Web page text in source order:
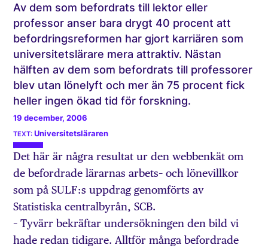
Av dem som befordrats till lektor eller
professor anser bara drygt 40 procent att
befordringsreformen har gjort karriären som
universitetslärare mera attraktiv. Nästan
hälften av dem som befordrats till professorer
blev utan lönelyft och mer än 75 procent fick
heller ingen ökad tid för forskning.
19 december, 2006
Universitetsläraren
Det här är några resultat ur den webbenkät om
de befordrade lärarnas arbets– och lönevillkor
som på SULF:s uppdrag genomförts av
Statistiska centralbyrån, SCB.
– Tyvärr bekräftar undersökningen den bild vi
hade redan tidigare. Alltför många befordrade